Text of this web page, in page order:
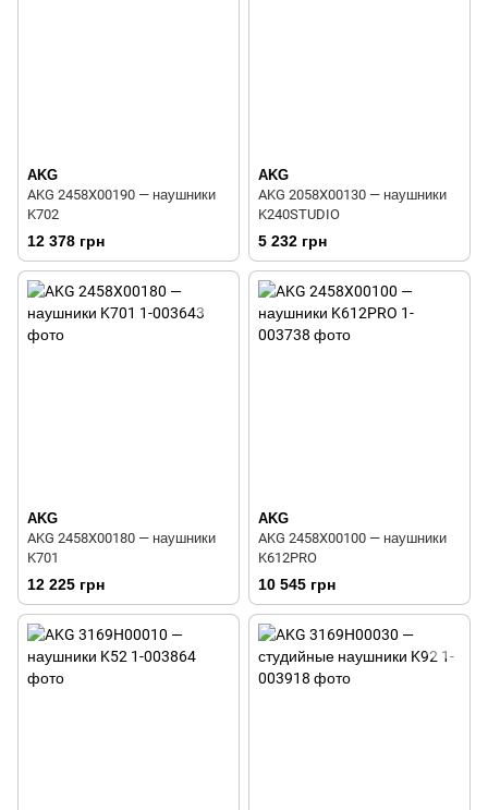
AKG
AKG 2458X00190 — наушники
K702
12 378 грн
AKG
AKG 2058X00130 — наушники
K240STUDIO
5 232 грн
AKG
AKG 2458X00180 — наушники
K701
12 225 грн
AKG
AKG 2458X00100 — наушники
K612PRO
10 545 грн